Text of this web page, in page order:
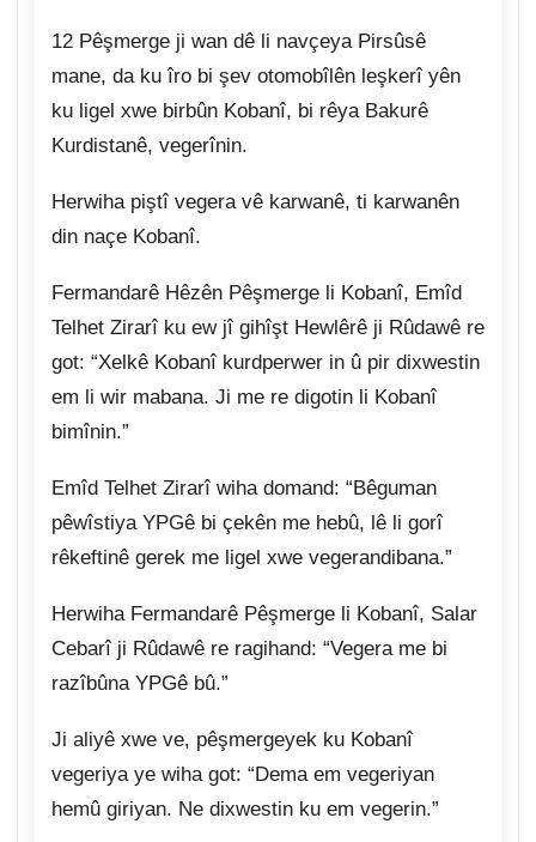
12 Pêşmerge ji wan dê li navçeya Pirsûsê
mane, da ku îro bi şev otomobîlên leşkerî yên
ku ligel xwe birbûn Kobanî, bi rêya Bakurê
Kurdistanê, vegerînin.
Herwiha piştî vegera vê karwanê, ti karwanên
din naçe Kobanî.
Fermandarê Hêzên Pêşmerge li Kobanî, Emîd
Telhet Zirarî ku ew jî gihîşt Hewlêrê ji Rûdawê re
got: “Xelkê Kobanî kurdperwer in û pir dixwestin
em li wir mabana. Ji me re digotin li Kobanî
bimînin.”
Emîd Telhet Zirarî wiha domand: “Bêguman
pêwîstiya YPGê bi çekên me hebû, lê li gorî
rêkeftinê gerek me ligel xwe vegerandibana.”
Herwiha Fermandarê Pêşmerge li Kobanî, Salar
Cebarî ji Rûdawê re ragihand: “Vegera me bi
razîbûna YPGê bû.”
Ji aliyê xwe ve, pêşmergeyek ku Kobanî
vegeriya ye wiha got: “Dema em vegeriyan
hemû giriyan. Ne dixwestin ku em vegerin.”